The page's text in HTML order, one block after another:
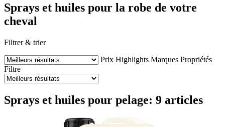
Sprays et huiles pour la robe de votre
cheval
Filtrer & trier
Prix Highlights Marques Propriétés
Filtre
Sprays et huiles pour pelage: 9 articles